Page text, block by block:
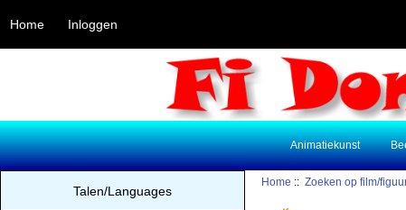
Home Inloggen
Animatiekunst
Talen/Languages
Home ::Zoeken op film/